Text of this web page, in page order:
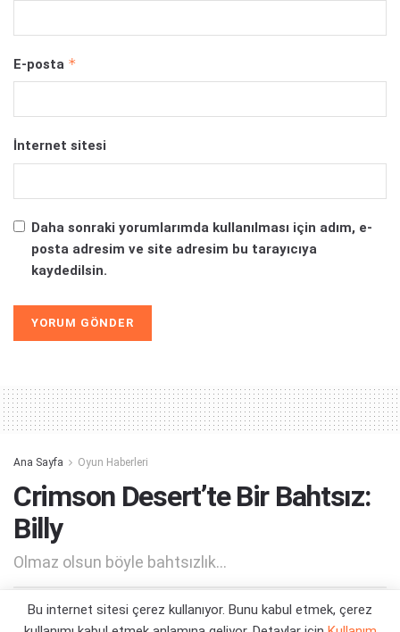
E-posta *
İnternet sitesi
Daha sonraki yorumlarımda kullanılması için adım, e-
posta adresim ve site adresim bu tarayıcıya
kaydedilsin.
Ana Sayfa Oyun Haberleri
Crimson Desert’te Bir Bahtsız:
Billy
Olmaz olsun böyle bahtsızlık...
Yazar: Orçun Çavuşoğlu 02/04/2026 20:48
Bu internet sitesi çerez kullanıyor. Bunu kabul etmek, çerez